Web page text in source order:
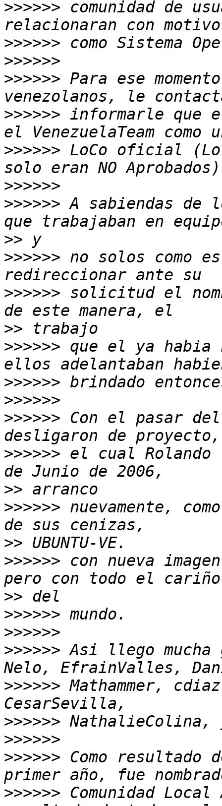
>>>>>> comunidad de
>>>>>>
>>>>>>
>>>>>> Para ese
>>>>>> informarle que
>>>>>> LoCo oficial
>>>>>>
>>>>>> A sabiendas de
>>
>>>>>> no solos como
>>>>>> solicitud el
>>
>>>>>> que el ya habia
>>>>>>
>>>>>>
>>>>>> Con el pasar
>>>>>> el cual
>>
>>>>>> nuevamente,
>>
>>>>>> con nueva
>>
>>>>>>
>>>>>>
>>>>>> Asi llego
>>>>>> Mathammer,
>>>>>>
>>>>>>
>>>>>> Como
>>>>>> Comunidad